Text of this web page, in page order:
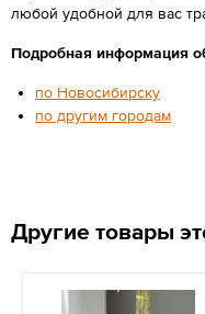
любой удобной для вас
Подробная информация
по Новосибирску
по другим городам
Другие товары